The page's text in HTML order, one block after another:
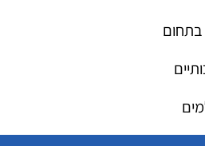
בתחום